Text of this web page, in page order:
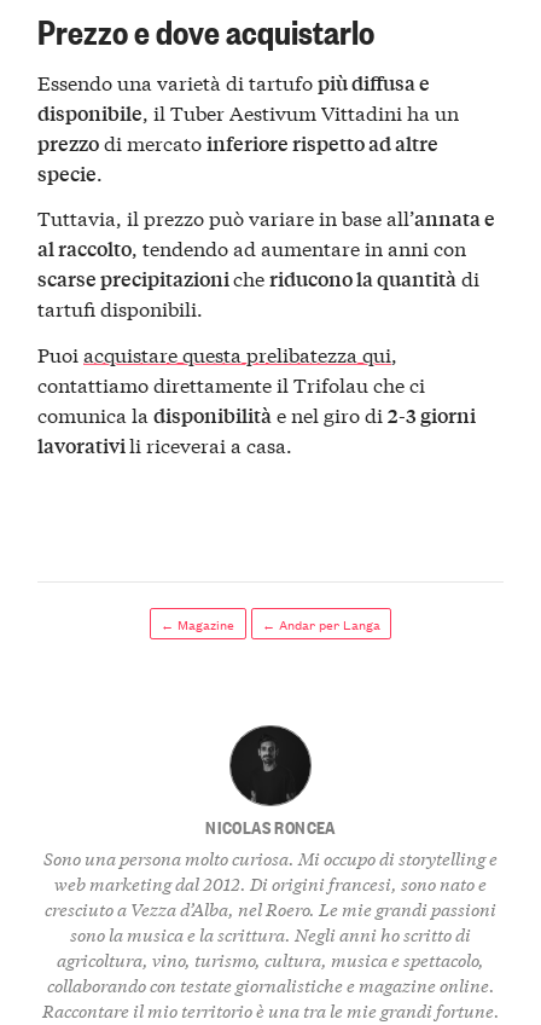
Prezzo e dove acquistarlo
Essendo una varietà di tartufopiù diffusa e
disponibile , il Tuber Aestivum Vittadini ha un
prezzodi mercatoinferiore rispetto ad altre
specie
Tuttavia, il prezzo può variare in base all’annata e
al raccolto, tendendo ad aumentare in anni con
scarse precipitazionicheriducono la quantitàdi
tartufi disponibili​.
Puoiacquistare questa prelibatezza qui,
contattiamo direttamente il Trifolau che ci
comunica ladisponibilitàe nel giro di2-3 giorni
lavorativili riceverai a casa.
← Magazine ← Andar per Langa
NICOLAS RONCEA
Sono una persona molto curiosa. Mi occupo di storytelling e
web marketing dal 2012. Di origini francesi, sono nato e
cresciuto a Vezza d’Alba, nel Roero. Le mie grandi passioni
sono la musica e la scrittura. Negli anni ho scritto di
agricoltura, vino, turismo, cultura, musica e spettacolo,
collaborando con testate giornalistiche e magazine online.
Raccontare il mio territorio è una tra le mie grandi fortune.